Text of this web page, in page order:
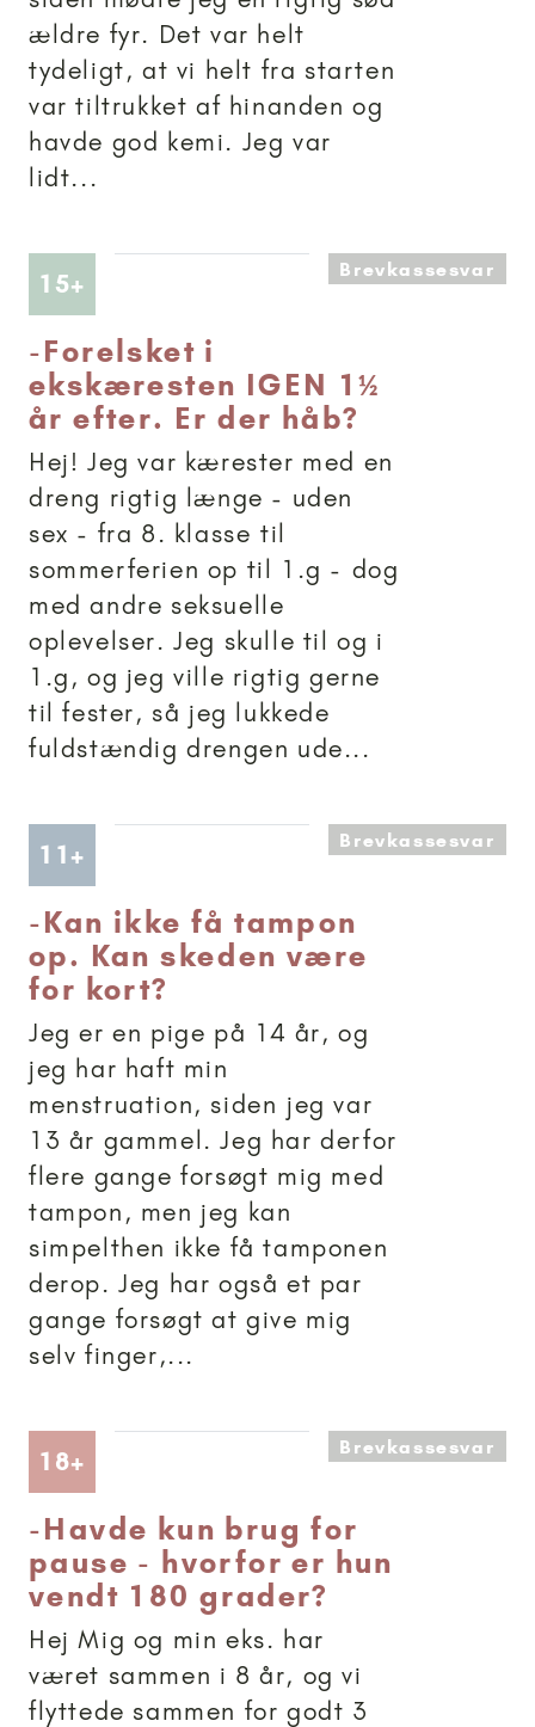
ældre fyr. Det var helt
tydeligt, at vi helt fra starten
var tiltrukket af hinanden og
havde god kemi. Jeg var
lidt...
15+ Artikler anbefalet til 15+Brevkassesvar
-Forelsket i
ekskæresten IGEN 1½
år efter. Er der håb?
Hej! Jeg var kærester med en
dreng rigtig længe - uden
sex - fra 8. klasse til
sommerferien op til 1.g - dog
med andre seksuelle
oplevelser. Jeg skulle til og i
1.g, og jeg ville rigtig gerne
til fester, så jeg lukkede
fuldstændig drengen ude...
11+ Artikler anbefalet til 11+Brevkassesvar
-Kan ikke få tampon
op. Kan skeden være
for kort?
Jeg er en pige på 14 år, og
jeg har haft min
menstruation, siden jeg var
13 år gammel. Jeg har derfor
flere gange forsøgt mig med
tampon, men jeg kan
simpelthen ikke få tamponen
derop. Jeg har også et par
gange forsøgt at give mig
selv finger,...
18+ Artikler anbefalet til 18+Brevkassesvar
-Havde kun brug for
pause - hvorfor er hun
vendt 180 grader?
Hej Mig og min eks. har
været sammen i 8 år, og vi
flyttede sammen for godt 3